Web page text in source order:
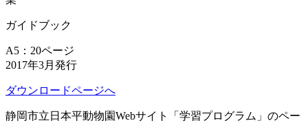
ガイドブック
A5：20ページ
2017年3月発行
ダウンロードページへ
静岡市立日本平動物園Webサイト「学習プログラム」のペー